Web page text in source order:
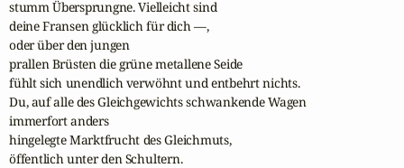
stumm Übersprungne. Vielleicht sind
deine Fransen glücklich für dich —,
oder über den jungen
prallen Brüsten die grüne metallene Seide
fühlt sich unendlich verwöhnt und entbehrt nichts.
Du, auf alle des Gleichgewichts schwankende Wagen
immerfort anders
hingelegte Marktfrucht des Gleichmuts,
öffentlich unter den Schultern.